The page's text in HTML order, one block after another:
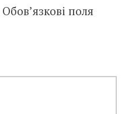
Обов’язкові поля